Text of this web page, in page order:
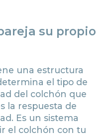
su propio
una estructura
el tipo de
del colchón que
la respuesta de
Es un sistema
el colchón con tu